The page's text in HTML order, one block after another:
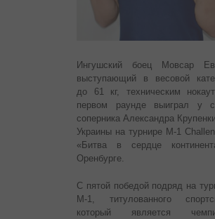
Ингушский боец Мовсар
выступающий в весовой
до 61 кг, техническим
первом раунде выиграл у
соперника Александра
Украины на турнире M-1
«Битва в сердце
Оренбурге.
С пятой победой подряд на
М-1, титулованного
который является